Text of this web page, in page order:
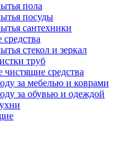
пола
посуды
сантехники
стекол и зеркал
труб
средства
за мебелью и коврами
за обувью и одеждой